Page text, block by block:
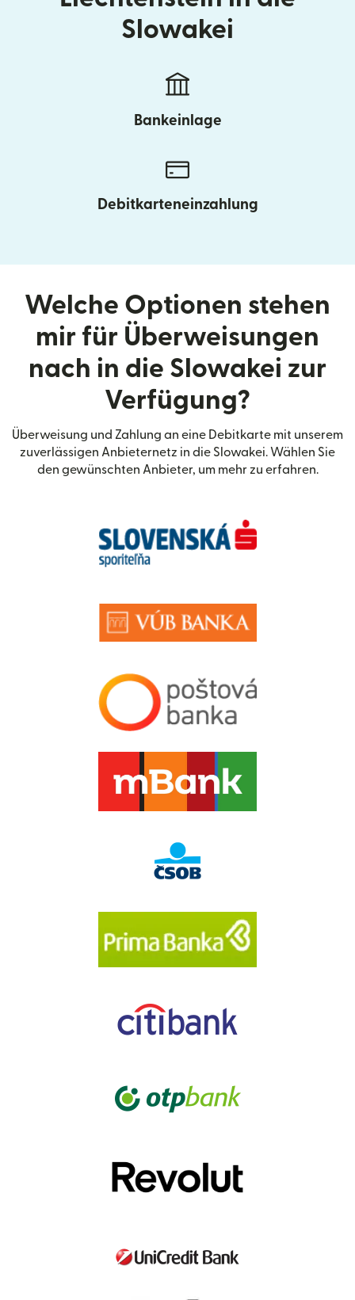
Slowakei
Bankeinlage
Debitkarteneinzahlung
Welche Optionen stehen
mir für Überweisungen
nach in die Slowakei zur
Verfügung?
Überweisung und Zahlung an eine Debitkarte mit unserem
zuverlässigen Anbieternetz in die Slowakei. Wählen Sie
den gewünschten Anbieter, um mehr zu erfahren.